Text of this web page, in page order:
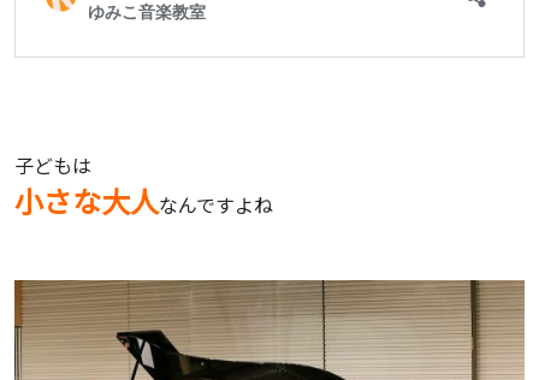
子どもは
小さな大人なんですよね